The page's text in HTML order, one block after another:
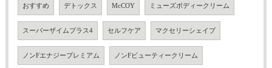
おすすめ デトックス McCOY ミューズボディークリーム
スーパーザイムプラス4 セルフケア マクセリーシェイプ
ノンFエナジープレミアム ノンFビューティークリーム